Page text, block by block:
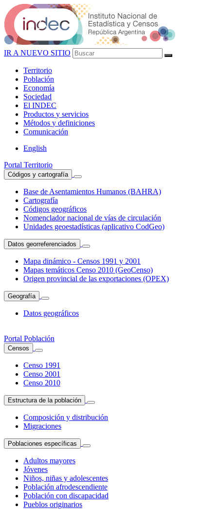
IR A NUEVO SITIO
Territorio
Población
Economía
Sociedad
El INDEC
Productos y servicios
Métodos y definiciones
Comunicación
English
Portal Territorio
Códigos y cartografía
Base de Asentamientos Humanos (BAHRA)
Cartografía
Códigos geográficos
Nomenclador nacional de vías de circulación
Unidades geoestadísticas (aplicativo CodGeo)
Datos georreferenciados
Mapa dinámico - Censos 1991 y 2001
Mapas temáticos Censo 2010 (GeoCenso)
Origen provincial de las exportaciones (OPEX)
Geografía
Datos geográficos
Portal Población
Censos
Censo 1991
Censo 2001
Censo 2010
Estructura de la población
Composición y distribución
Migraciones
Poblaciones específicas
Adultos mayores
Jóvenes
Niños, niñas y adolescentes
Población afrodescendiente
Población con discapacidad
Pueblos originarios